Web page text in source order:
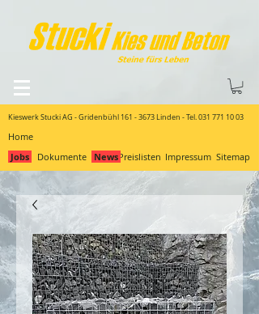
Kieswerk Stucki AG - Gridenbühl 161 - 3673 Linden - Tel.031 771 10 03
Home
Jobs
Dokumente Preislisten
News Impressum Sitemap